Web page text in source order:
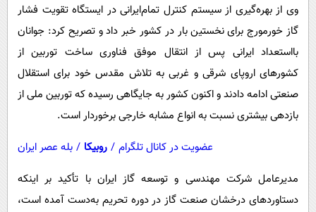
وی از بهره‌گیری از سیستم کنترل تمام‌ایرانی در ایستگاه تقویت فشار
گاز خورمورج برای نخستین‌ بار در کشور خبر داد و تصریح کرد: جوانان
بااستعداد ایرانی پس از انتقال موفق فناوری ساخت توربین از
کشورهای اروپای شرقی و غربی به تلاش مقدس خود برای استقلال
صنعتی ادامه دادند و اکنون کشور به جایگاهی رسیده که توربین ملی از
بازدهی بیشتری نسبت به انواع مشابه خارجی برخوردار است.
عضویت در کانال تلگرام / روبیکا / بله عصر ایران
مدیرعامل شرکت مهندسی و توسعه گاز ایران با تأکید بر اینکه
دستاوردهای درخشان صنعت گاز در دوره تحریم به‌دست آمده است،